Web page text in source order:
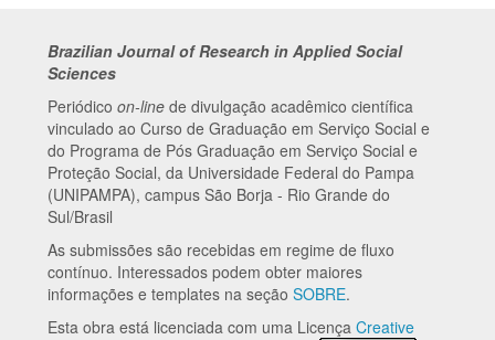
Brazilian Journal of Research in Applied Social
Sciences
Periódico on-line de divulgação acadêmico científica
vinculado ao Curso de Graduação em Serviço Social e
do Programa de Pós Graduação em Serviço Social e
Proteção Social, da Universidade Federal do Pampa
(UNIPAMPA), campus São Borja - Rio Grande do
Sul/Brasil
As submissões são recebidas em regime de fluxo
contínuo. Interessados podem obter maiores
informações e templates na seção SOBRE.
Esta obra está licenciada com uma Licença Creative